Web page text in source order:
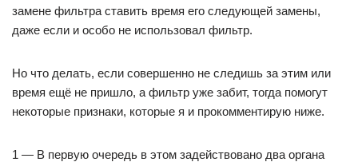
замене фильтра ставить время его следующей замены,
даже если и особо не использовал фильтр.
Но что делать, если совершенно не следишь за этим или
время ещё не пришло, а фильтр уже забит, тогда помогут
некоторые признаки, которые я и прокомментирую ниже.
1 — В первую очередь в этом задействовано два органа